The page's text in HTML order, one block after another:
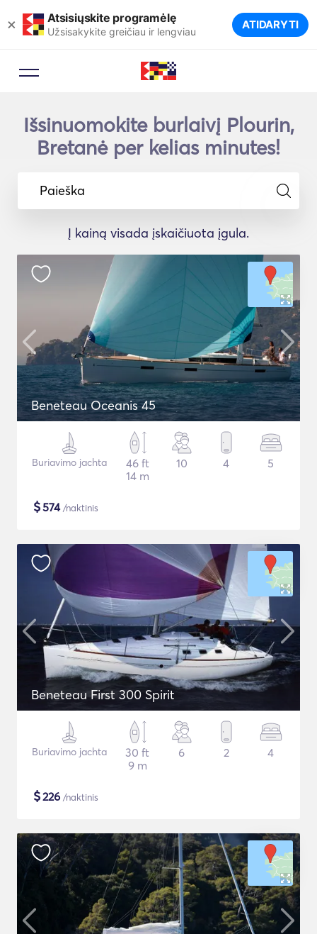
× Atsisiųskite programėlę
Užsisakykite greičiau ir lengviau ATIDARYTI
Išsinuomokite burlaivį Plourin,
Bretanė per kelias minutes!
Paieška
Į kainą visada įskaičiuota įgula.
Beneteau Oceanis 45
Buriavimo jachta
46 ft
14 m
10 4 5
$574/naktinis
Beneteau First 300 Spirit
Buriavimo jachta
30 ft
9 m
6 2 4
$226 /naktinis